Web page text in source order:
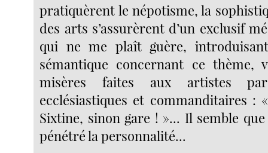
pratiquèrent le népotisme, la
des arts s’assurèrent d’un exclusif
qui ne me plaît guère,
sémantique concernant ce thème,
misères faites aux artistes
ecclésiastiques et commanditaires :
Sixtine, sinon gare ! »... Il semble
pénétré la personnalité...